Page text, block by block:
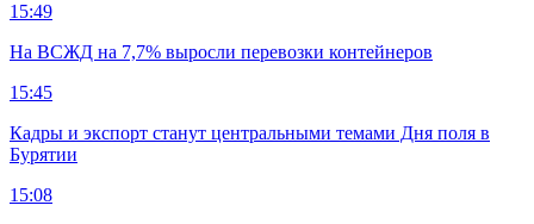
15:49
На ВСЖД на 7,7% выросли перевозки контейнеров
15:45
Кадры и экспорт станут центральными темами Дня поля в
Бурятии
15:08